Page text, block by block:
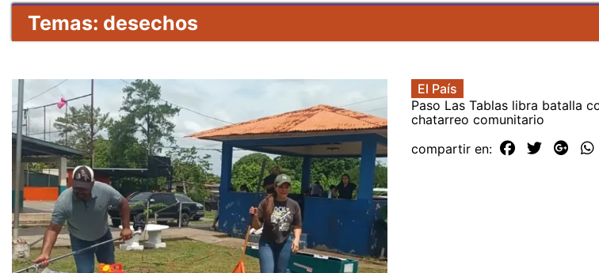
Temas: desechos
El País
Paso Las Tablas libra batalla
chatarreo comunitario
compartir en: